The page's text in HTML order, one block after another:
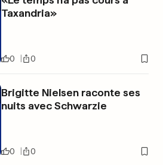
Taxandria»
0 0
Brigitte Nielsen raconte ses
nuits avec Schwarzie
0 0